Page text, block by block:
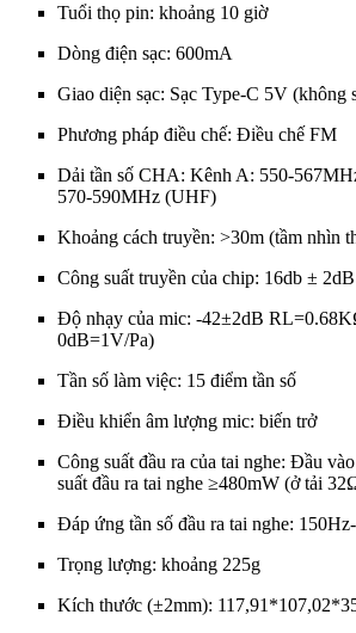
Tuổi thọ pin: khoảng 10 giờ
Dòng điện sạc: 600mA
Giao diện sạc: Sạc Type-C 5V (không
Phương pháp điều chế: Điều chế FM
Dải tần số CHA: Kênh A: 550-
570-590MHz (UHF)
Khoảng cách truyền: >30m (tầm nhìn
Công suất truyền của chip: 16db ± 2dB
Độ nhạy của mic: -42±2dB
0dB=1V/Pa)
Tần số làm việc: 15 điểm tần số
Điều khiển âm lượng mic: biến trở
Công suất đầu ra của tai nghe: Đầu
suất đầu ra tai nghe ≥480mW (ở tải
Đáp ứng tần số đầu ra tai nghe:
Trọng lượng: khoảng 225g
Kích thước (±2mm):